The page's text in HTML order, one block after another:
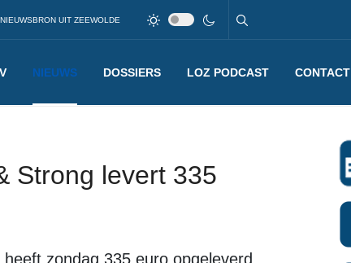
UIT ZEEWOLDE
NIEUWS DOSSIERS LOZ PODCAST CONTACT
Strong levert 335